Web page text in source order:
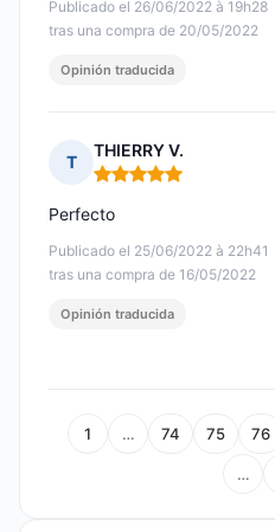
Publicado el 26/06/2022 à 19h28
tras una compra de 20/05/2022
Opinión traducida
T
THIERRY V.
Nota: 5 de 5
Publicado el 25/06/2022 à 22h41
tras una compra de 16/05/2022
Perfecto
Opinión traducida
1 … 74 75 76
…